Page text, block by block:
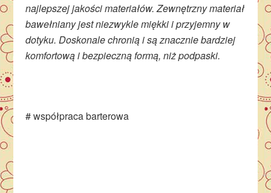
najlepszej jakości materiałów. Zewnętrzny materiał
bawełniany jest niezwykle miękki i przyjemny w
dotyku. Doskonale chronią i są znacznie bardziej
komfortową i bezpieczną formą, niż podpaski.
# współpraca barterowa